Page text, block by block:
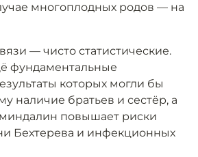
многоплодных родов — на
— чисто статистические.
фундаментальные
которых могли бы
наличие братьев и сестёр, а
повышает риски
Бехтерева и инфекционных